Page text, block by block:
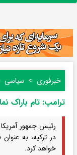
خبرفوری سیاسی
ترامپ: تام باراک
رئیس جمهور
در ترکیه، به
خواهد کرد.